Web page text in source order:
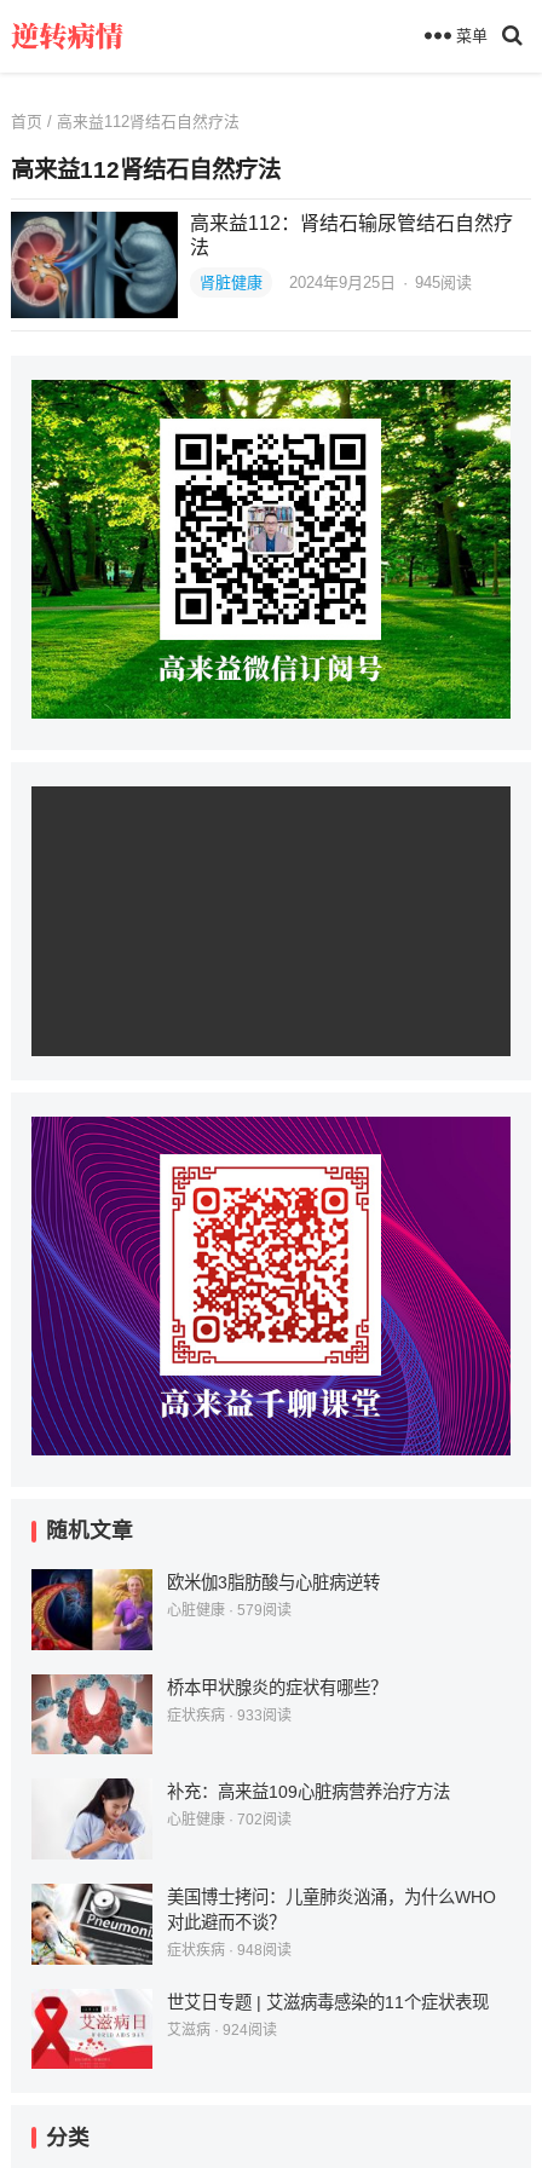
菜单
首页 / 高来益112肾结石自然疗法
高来益112肾结石自然疗法
高来益112：肾结石输尿管结石自然疗
法
肾脏健康 2024年9月25日 · 945阅读
随机文章
欧米伽3脂肪酸与心脏病逆转
心脏健康· 579阅读
桥本甲状腺炎的症状有哪些？
症状疾病· 933阅读
补充：高来益109心脏病营养治疗方法
心脏健康· 702阅读
美国博士拷问：儿童肺炎汹涌，为什么WHO
对此避而不谈？
症状疾病· 948阅读
世艾日专题 | 艾滋病毒感染的11个症状表现
艾滋病· 924阅读
分类